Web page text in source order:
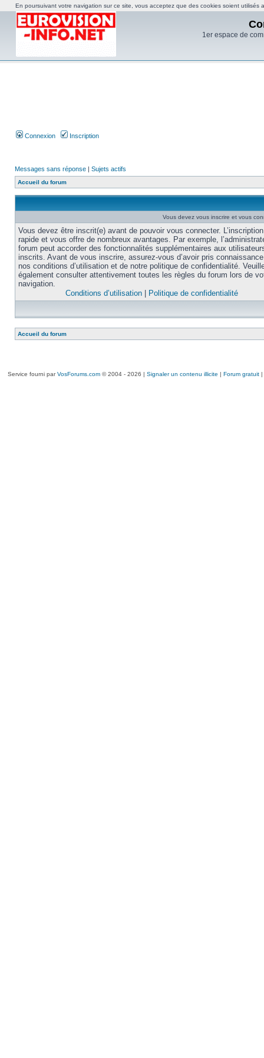
1er espace de
Connexion Inscription
Messages sans réponse | Sujets actifs
Accueil du forum
Vous devez vous inscrire et vous
Vous devez être inscrit(e) avant de pouvoir vous connecter.
rapide et vous offre de nombreux avantages. Par exemple,
forum peut accorder des fonctionnalités supplémentaires aux
inscrits. Avant de vous inscrire, assurez-vous d’avoir pris
nos conditions d’utilisation et de notre politique de confidentialité.
également consulter attentivement toutes les règles du forum lors de
navigation.
Conditions d’utilisation
Politique de confidentialité
Accueil du forum
Service fourni parVosForums.com© 2004 - 2026 | Signaler un contenu illicite | Forum gratuit|
En poursuivant votre navigation sur ce site, vous acceptez que des cookies soient